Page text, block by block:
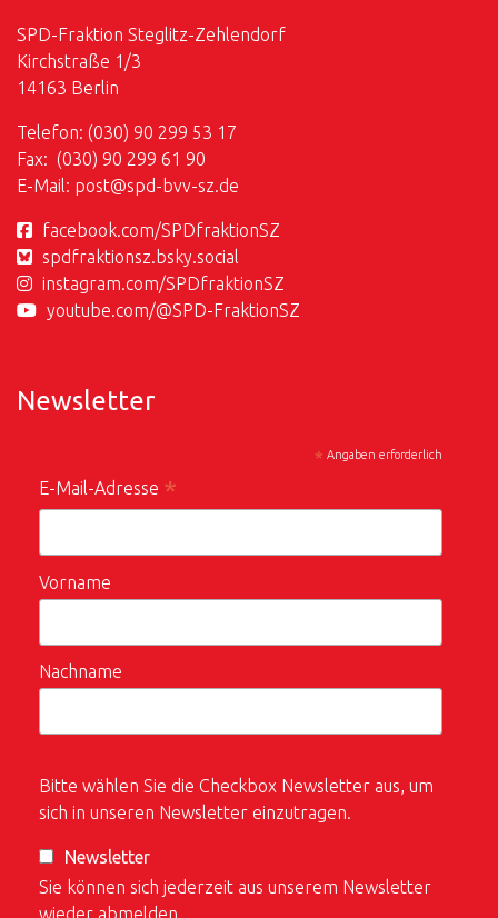
SPD-Fraktion Steglitz-Zehlendorf
Kirchstraße 1/3
14163 Berlin
Telefon: (030) 90 299 53 17
Fax: (030) 90 299 61 90
E-Mail: post@spd-bvv-sz.de
facebook.com/SPDfraktionSZ
spdfraktionsz.bsky.social
instagram.com/SPDfraktionSZ
youtube.com/@SPD-FraktionSZ
Newsletter
* Angaben erforderlich
E-Mail-Adresse *
Vorname
Nachname
Bitte wählen Sie die Checkbox Newsletter aus, um
sich in unseren Newsletter einzutragen.
Newsletter
Sie können sich jederzeit aus unserem Newsletter
wieder abmelden.